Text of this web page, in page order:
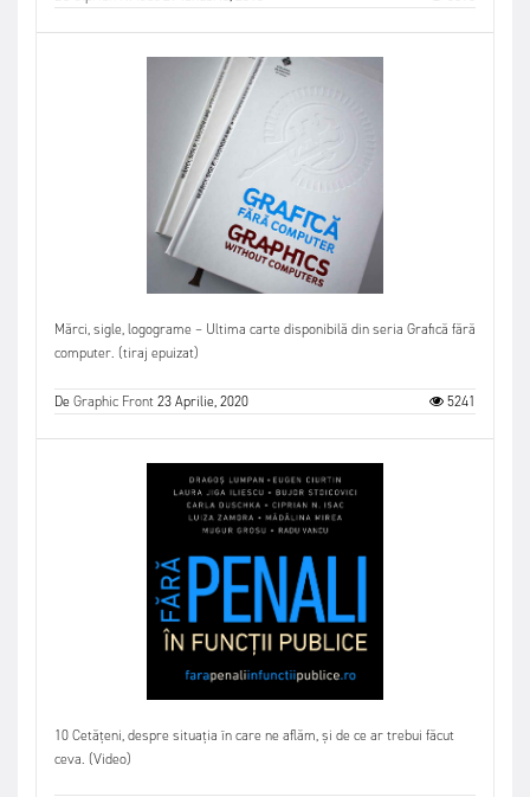
Mărci, sigle, logograme – Ultima carte disponibilă din seria Grafică fără
computer. (tiraj epuizat)
DeGraphic Front23 Aprilie, 2020 5241
10 Cetățeni, despre situația în care ne aflăm, și de ce ar trebui făcut
ceva. (Video)